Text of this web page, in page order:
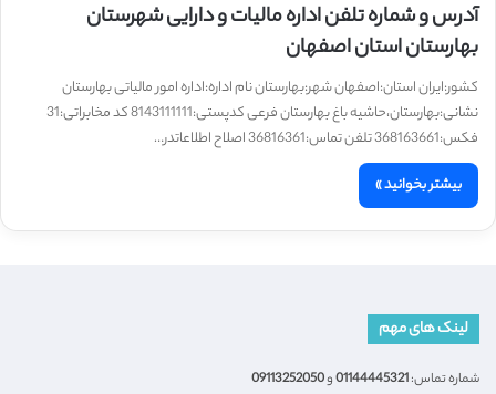
آدرس و شماره تلفن اداره مالیات و دارایی شهرستان
بهارستان استان اصفهان
کشور:ایران استان:اصفهان شهر:بهارستان نام اداره:اداره امور مالیاتی بهارستان
نشانی:بهارستان،حاشیه باغ بهارستان فرعی کدپستی:8143111111 کد مخابراتی:31
فکس:368163661 تلفن تماس:36816361 اصلاح اطلاعاتدر…
بیشتر بخوانید »
لینک های مهم
شماره تماس:01144445321و09113252050